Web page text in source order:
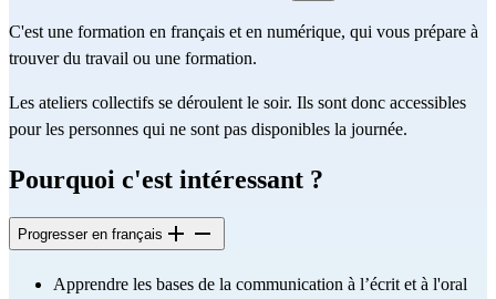
C'est une formation en français et en numérique, qui vous prépare à
trouver du travail ou une formation.
Les ateliers collectifs se déroulent le soir. Ils sont donc accessibles
pour les personnes qui ne sont pas disponibles la journée.
Pourquoi c'est intéressant ?
Progresser en français
Apprendre les bases de la communication à l’écrit et à l'oral